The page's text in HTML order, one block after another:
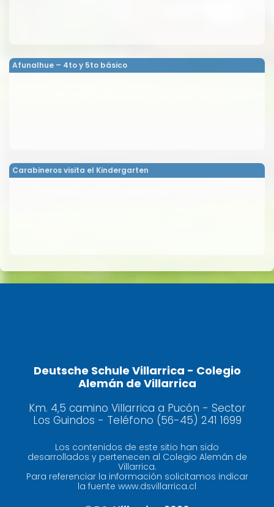
Afunalhue – 4to y 5to básico
Carabineros visita el Kindergarten
Deutsche Schule Villarrica - Colegio
Alemán de Villarrica
Km. 4,5 camino Villarrica a Pucón - Sector
Los Guindos - Teléfono (56-45) 241 1699
Los contenidos de este sitio han sido
desarrollados y pertenecen al Colegio Alemán de
Villarrica.
Para referenciar la información solicitamos indicar
la fuente www.dsvillarrica.cl